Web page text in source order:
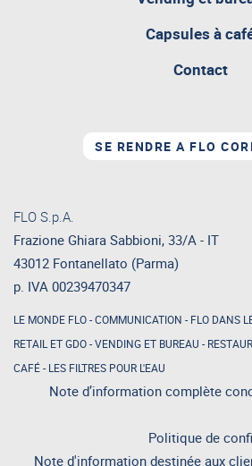
Capsules à
Contact
SE RENDRE A FLO
FLO S.p.A.
Frazione Ghiara Sabbioni, 33/A - IT
43012 Fontanellato (Parma)
p. IVA 00239470347
LE MONDE FLO-COMMUNICATION - FLO DANS
RETAIL ET GDO-VENDING ET BUREAU -
CAFÉ- LES FILTRES POUR L'EAU
Note d’information complète
Politique de
Note d'information destinée aux